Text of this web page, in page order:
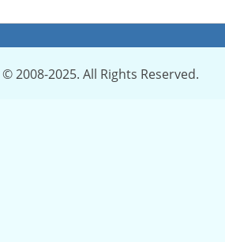
© 2008-2025. All Rights Reserved.